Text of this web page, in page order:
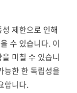
제한으로 인해
수 있습니다. 이
미칠 수 있습니
능한 한 독립성을
합니다.